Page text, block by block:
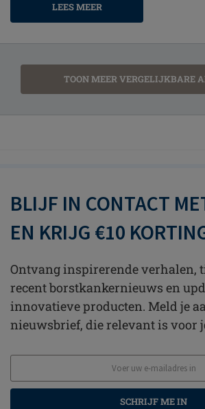
LEES MEER
TOON MEER VERGELIJKBARE
BLIJF IN CONTACT
EN KRIJG €10
Ontvang inspirerende verhalen,
recent borstkankernieuws en
innovatieve producten. Meld je
nieuwsbrief, die relevant is voor
SCHRIJF ME IN